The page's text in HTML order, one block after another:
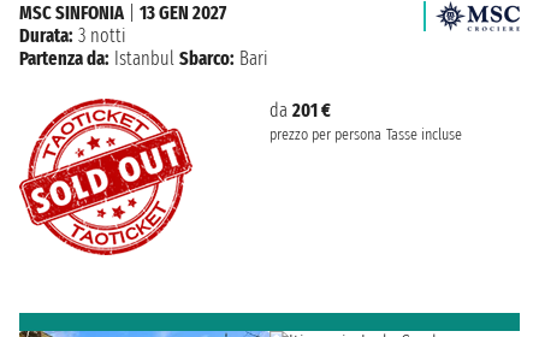
da 201 €
prezzo per persona Tasse incluse
MSC SINFONIA| 13 GEN 2027
Durata: 3 notti
Partenza da: Istanbul Sbarco: Bari